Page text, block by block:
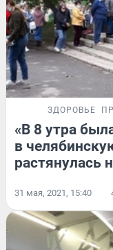
ЗДОРОВЬЕ
«В 8 утра
в
растянулась
31 мая, 2021, 15:40